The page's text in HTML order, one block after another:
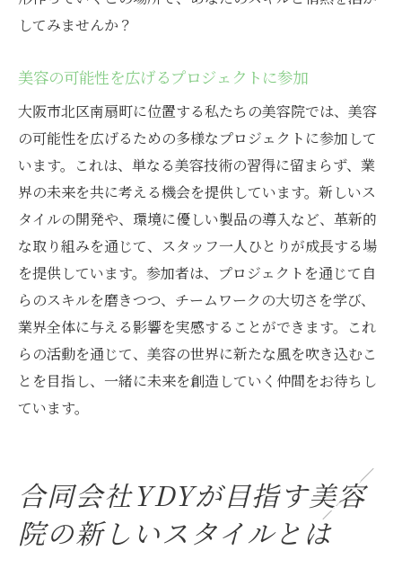
してみませんか？
美容の可能性を広げるプロジェクトに参加
大阪市北区南扇町に位置する私たちの美容院では、美容
の可能性を広げるための多様なプロジェクトに参加して
います。これは、単なる美容技術の習得に留まらず、業
界の未来を共に考える機会を提供しています。新しいス
タイルの開発や、環境に優しい製品の導入など、革新的
な取り組みを通じて、スタッフ一人ひとりが成長する場
を提供しています。参加者は、プロジェクトを通じて自
らのスキルを磨きつつ、チームワークの大切さを学び、
業界全体に与える影響を実感することができます。これ
らの活動を通じて、美容の世界に新たな風を吹き込むこ
とを目指し、一緒に未来を創造していく仲間をお待ちし
ています。
合同会社YDYが目指す美容
院の新しいスタイルとは